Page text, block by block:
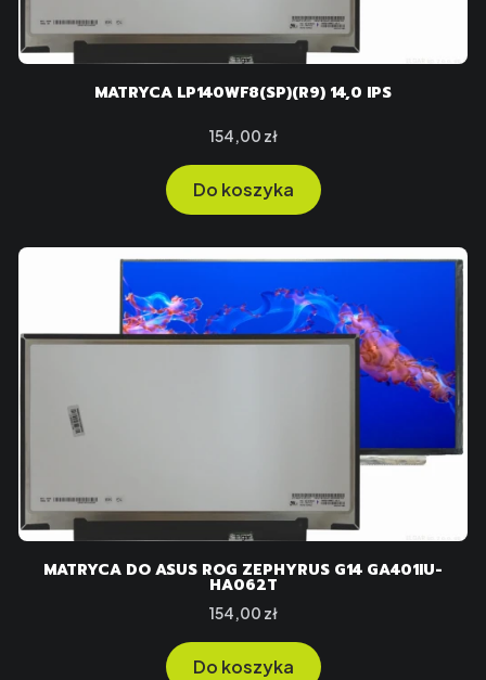
MATRYCA LP140WF8(SP)(R9) 14,0 IPS
Cena
154,00 zł
Do koszyka
MATRYCA DO ASUS ROG ZEPHYRUS G14 GA401IU-
HA062T
Cena
154,00 zł
Do koszyka